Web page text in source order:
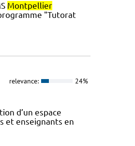
Montpellier
"Tutorat
relevance: 24%
d’un espace
et enseignants en